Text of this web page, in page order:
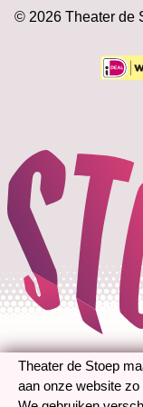
Theater de
3201 DH
Doejaaren
Technische
© 2026 Theater de
Theater de Stoep
aan onze website